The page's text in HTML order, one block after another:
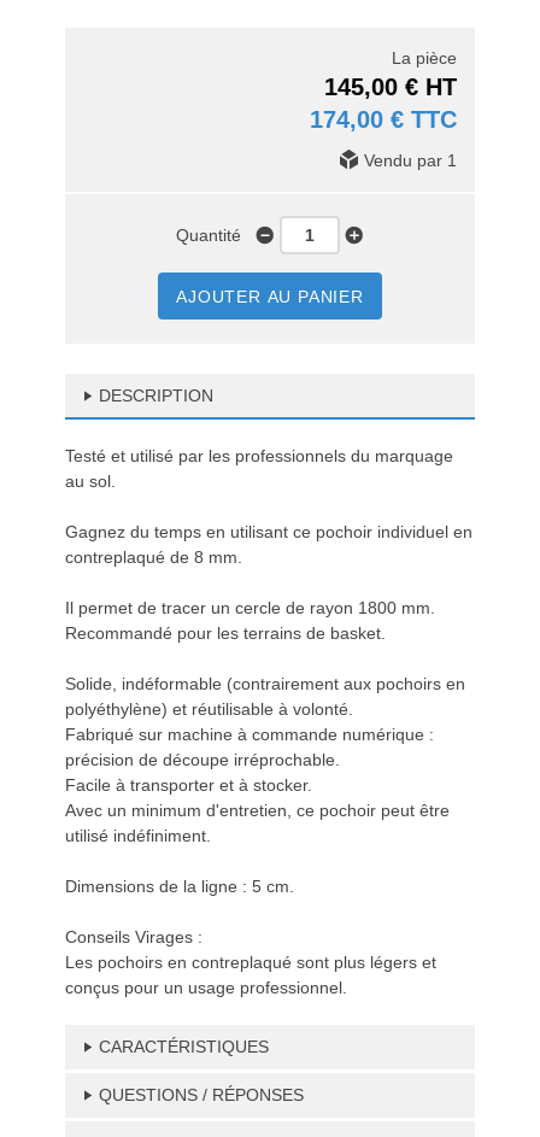
La pièce
145,00 € HT
174,00 € TTC
Vendu par 1
Quantité
AJOUTER AU PANIER
DESCRIPTION
Testé et utilisé par les professionnels du marquage
au sol.
Gagnez du temps en utilisant ce pochoir individuel en
contreplaqué de 8 mm.
Il permet de tracer un cercle de rayon 1800 mm.
Recommandé pour les terrains de basket.
Solide, indéformable (contrairement aux pochoirs en
polyéthylène) et réutilisable à volonté.
Fabriqué sur machine à commande numérique :
précision de découpe irréprochable.
Facile à transporter et à stocker.
Avec un minimum d'entretien, ce pochoir peut être
utilisé indéfiniment.
Dimensions de la ligne : 5 cm.
Conseils Virages :
Les pochoirs en contreplaqué sont plus légers et
conçus pour un usage professionnel.
CARACTÉRISTIQUES
QUESTIONS / RÉPONSES